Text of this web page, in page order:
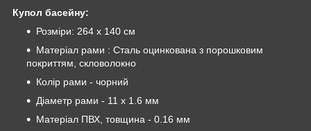
Купол басейну:
Розміри: 264 х 140 см
Матеріал рами : Сталь оцинкована з порошковим
покриттям, скловолокно
Колір рами - чорний
Діаметр рами - 11 х 1.6 мм
Матеріал ПВХ, товщина - 0.16 мм